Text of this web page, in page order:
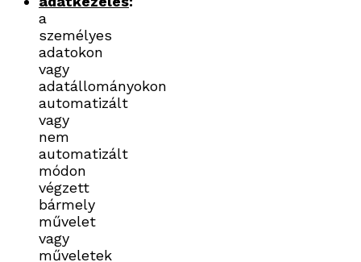
a
személyes
adatokon
vagy
adatállományokon
automatizált
vagy
nem
automatizált
módon
végzett
bármely
művelet
vagy
műveletek